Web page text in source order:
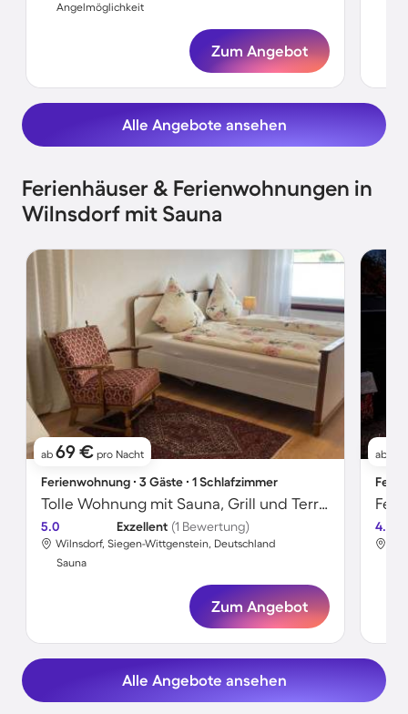
Angelmöglichkeit
Zum Angebot
Alle Angebote ansehen
Ferienhäuser & Ferienwohnungen in
Wilnsdorf mit Sauna
ab 69 € pro Nacht
Ferienwohnung ∙ 3 Gäste ∙ 1 Schlafzimmer
Tolle Wohnung mit Sauna, Grill und Terrasse
5.0 Exzellent (1 Bewertung)
Wilnsdorf, Siegen-Wittgenstein, Deutschland
Sauna
Zum Angebot
ab
4.0
Alle Angebote ansehen